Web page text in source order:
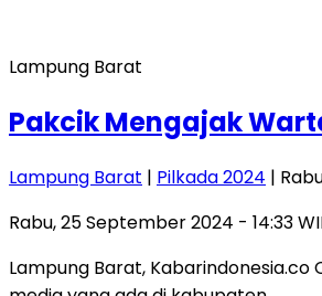
Lampung Barat
Pakcik Mengajak
Lampung Barat | Pilkada 2024 |
Rabu, 25 September 2024 - 14:33
Lampung Barat,